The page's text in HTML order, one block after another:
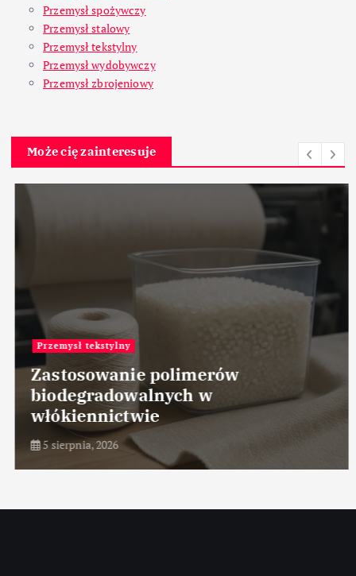
Przemysł spożywczy
Przemysł stalowy
Przemysł tekstylny
Przemysł wydobywczy
Przemysł zbrojeniowy
Może cię zainteresuje
Przemysł tekstylny
Zastosowanie polimerów
biodegradowalnych w
włókiennictwie
5 sierpnia, 2026